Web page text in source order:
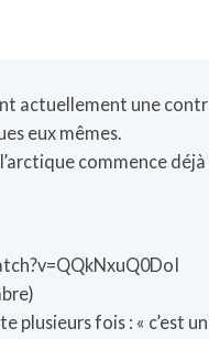
actuellement une
eux mêmes.
commence
plusieurs fois : « c’est